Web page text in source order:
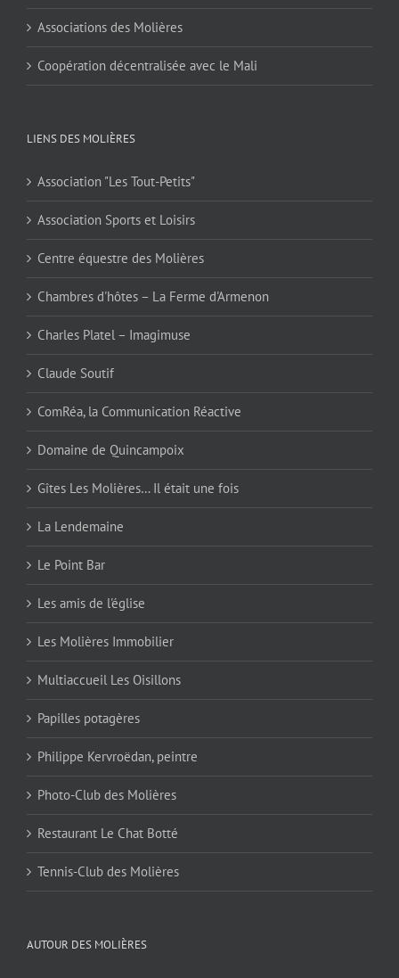
Associations des Molières
Coopération décentralisée avec le Mali
LIENS DES MOLIÈRES
Association "Les Tout-Petits"
Association Sports et Loisirs
Centre équestre des Molières
Chambres d'hôtes – La Ferme d'Armenon
Charles Platel – Imagimuse
Claude Soutif
ComRéa, la Communication Réactive
Domaine de Quincampoix
Gîtes Les Molières… Il était une fois
La Lendemaine
Le Point Bar
Les amis de l'église
Les Molières Immobilier
Multiaccueil Les Oisillons
Papilles potagères
Philippe Kervroëdan, peintre
Photo-Club des Molières
Restaurant Le Chat Botté
Tennis-Club des Molières
AUTOUR DES MOLIÈRES